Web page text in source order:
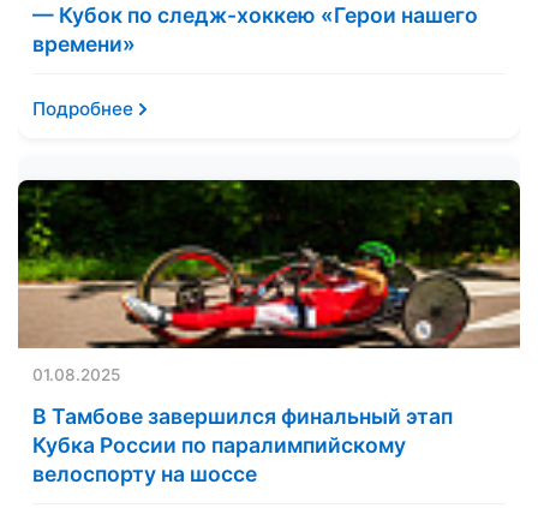
— Кубок по следж-хоккею «Герои нашего
времени»
Подробнее
01.08.2025
В Тамбове завершился финальный этап
Кубка России по паралимпийскому
велоспорту на шоссе